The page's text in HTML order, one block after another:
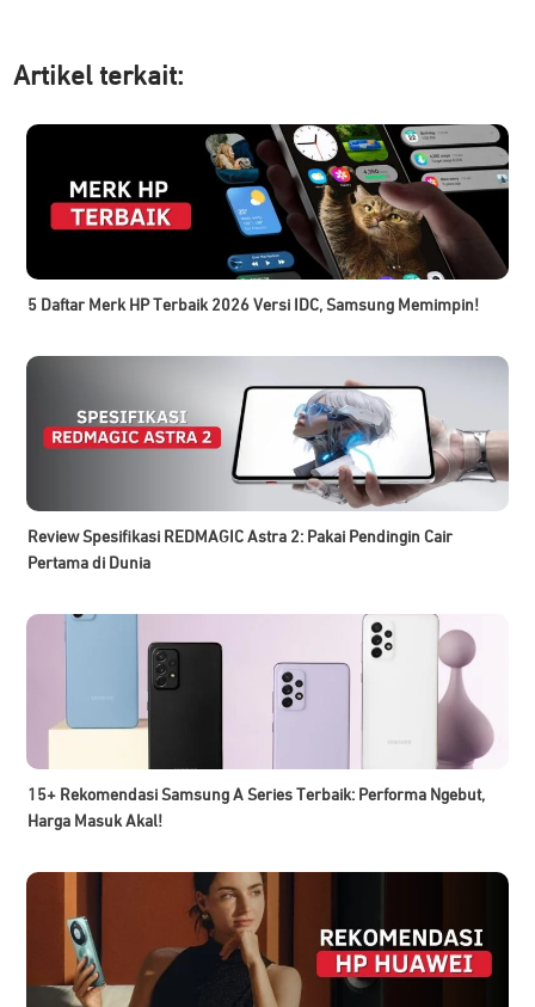
Artikel terkait:
5 Daftar Merk HP Terbaik 2026 Versi IDC, Samsung Memimpin!
Review Spesifikasi REDMAGIC Astra 2: Pakai Pendingin Cair
Pertama di Dunia
15+ Rekomendasi Samsung A Series Terbaik: Performa Ngebut,
Harga Masuk Akal!